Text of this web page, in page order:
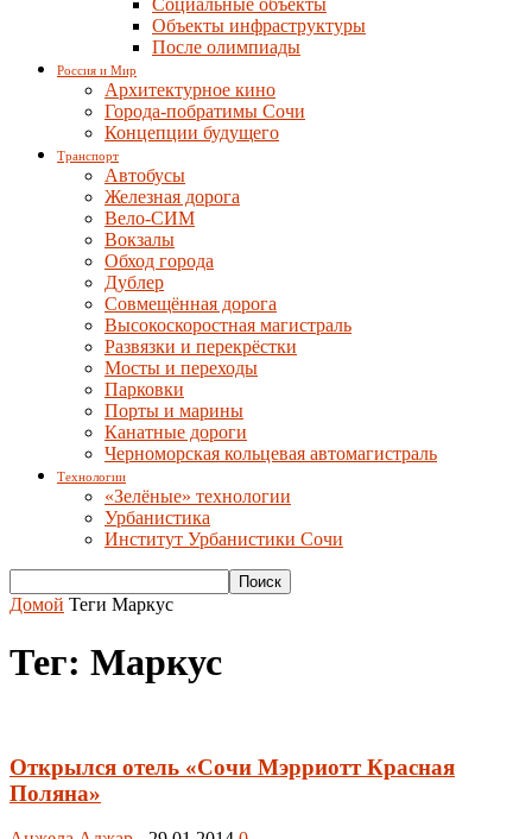
Социальные объекты
Объекты инфраструктуры
После олимпиады
Россия и Мир
Архитектурное кино
Города-побратимы Сочи
Концепции будущего
Транспорт
Автобусы
Железная дорога
Вело-СИМ
Вокзалы
Обход города
Дублер
Совмещённая дорога
Высокоскоростная магистраль
Развязки и перекрёстки
Мосты и переходы
Парковки
Порты и марины
Канатные дороги
Черноморская кольцевая автомагистраль
Технологии
«Зелёные» технологии
Урбанистика
Институт Урбанистики Сочи
Домой Теги Маркус
Тег: Маркус
Открылся отель «Cочи Мэрриотт Красная
Поляна»